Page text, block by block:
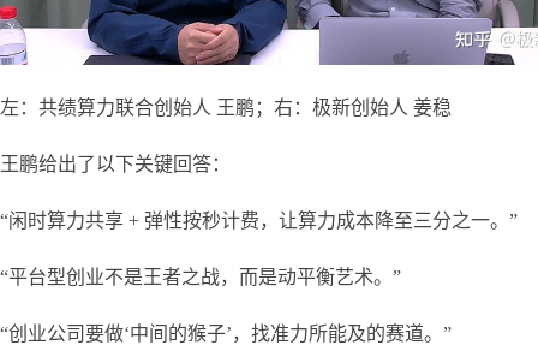
左：共绩算力联合创始人 王鹏；右：极新创始人 姜稳
王鹏给出了以下关键回答：
“闲时算力共享 + 弹性按秒计费，让算力成本降至三分之一。”
“平台型创业不是王者之战，而是动平衡艺术。”
“创业公司要做‘中间的猴子’，找准力所能及的赛道。”